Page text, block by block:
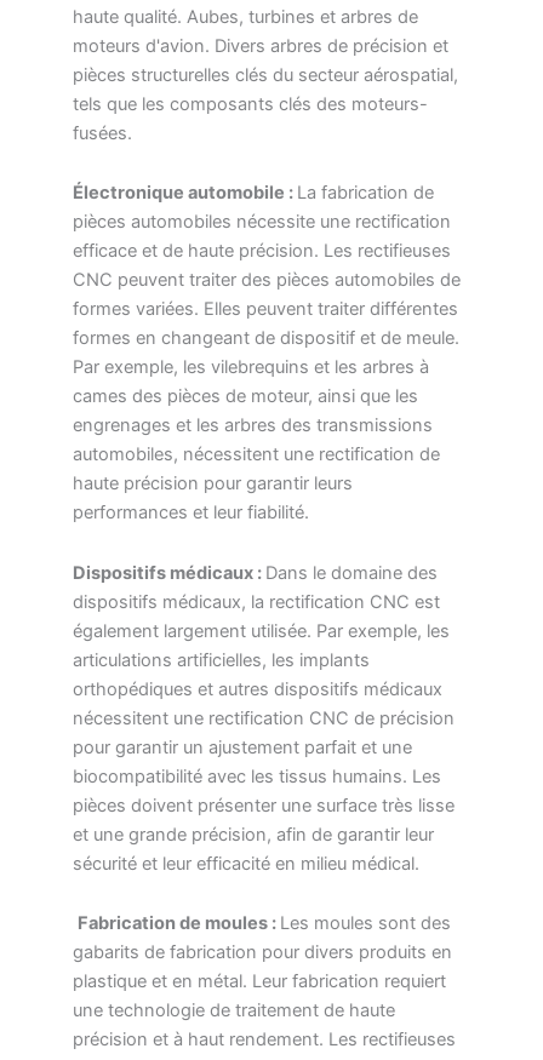
haute qualité. Aubes, turbines et arbres de
moteurs d'avion. Divers arbres de précision et
pièces structurelles clés du secteur aérospatial,
tels que les composants clés des moteurs-
fusées.
Électronique automobile : La fabrication de
pièces automobiles nécessite une rectification
efficace et de haute précision. Les rectifieuses
CNC peuvent traiter des pièces automobiles de
formes variées. Elles peuvent traiter différentes
formes en changeant de dispositif et de meule.
Par exemple, les vilebrequins et les arbres à
cames des pièces de moteur, ainsi que les
engrenages et les arbres des transmissions
automobiles, nécessitent une rectification de
haute précision pour garantir leurs
performances et leur fiabilité.
Dispositifs médicaux : Dans le domaine des
dispositifs médicaux, la rectification CNC est
également largement utilisée. Par exemple, les
articulations artificielles, les implants
orthopédiques et autres dispositifs médicaux
nécessitent une rectification CNC de précision
pour garantir un ajustement parfait et une
biocompatibilité avec les tissus humains. Les
pièces doivent présenter une surface très lisse
et une grande précision, afin de garantir leur
sécurité et leur efficacité en milieu médical.
Fabrication de moules : Les moules sont des
gabarits de fabrication pour divers produits en
plastique et en métal. Leur fabrication requiert
une technologie de traitement de haute
précision et à haut rendement. Les rectifieuses